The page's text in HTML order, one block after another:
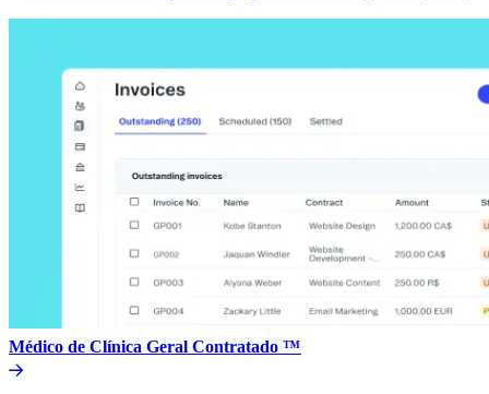
Médico de Clínica Geral Contratado ™​​